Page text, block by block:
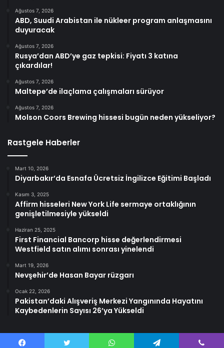
Ağustos 7, 2026
ABD, Suudi Arabistan ile nükleer program anlaşmasını
duyuracak
Ağustos 7, 2026
Rusya’dan ABD’ye gaz tepkisi: Fiyatı 3 katına
çıkardılar!
Ağustos 7, 2026
Maltepe’de ilaçlama çalışmaları sürüyor
Ağustos 7, 2026
Molson Coors Brewing hissesi bugün neden yükseliyor?
Rastgele Haberler
Mart 10, 2026
Diyarbakır’da Esnafa Ücretsiz İngilizce Eğitimi Başladı
Kasım 3, 2025
Affirm hisseleri New York Life sermaye ortaklığının
genişletilmesiyle yükseldi
Haziran 25, 2025
First Financial Bancorp hisse değerlendirmesi
Westfield satın alımı sonrası yinelendi
Mart 19, 2026
Nevşehir’de Hasan Bayar rüzgarı
Ocak 22, 2026
Pakistan’daki Alışveriş Merkezi Yangınında Hayatını
Kaybedenlerin Sayısı 26’ya Yükseldi